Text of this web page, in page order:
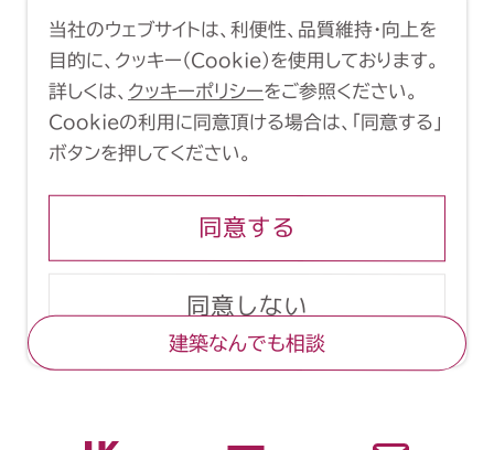
建築なんでも相談
Copyright (C) 1998-2026 Yasui
Architects & Engineers, Inc.
当社のウェブサイトは、利便性、品質維持・向上を
目的に、クッキー（Cookie）を使用しております。
詳しくは、 クッキーポリシーをご参照ください。
Cookieの利用に同意頂ける場合は、「同意する」
ボタンを押してください。
同意する
同意しない